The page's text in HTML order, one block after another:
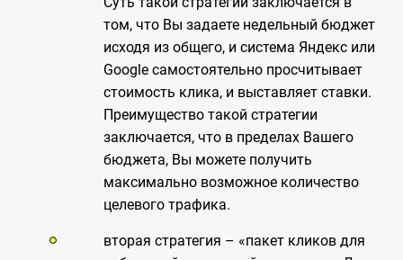
том, что Вы задаете недельный бюджет
исходя из общего, и система Яндекс или
Google самостоятельно просчитывает
стоимость клика, и выставляет ставки.
Преимущество такой стратегии
заключается, что в пределах Вашего
бюджета, Вы можете получить
максимально возможное количество
целевого трафика.
вторая стратегия – «пакет кликов для